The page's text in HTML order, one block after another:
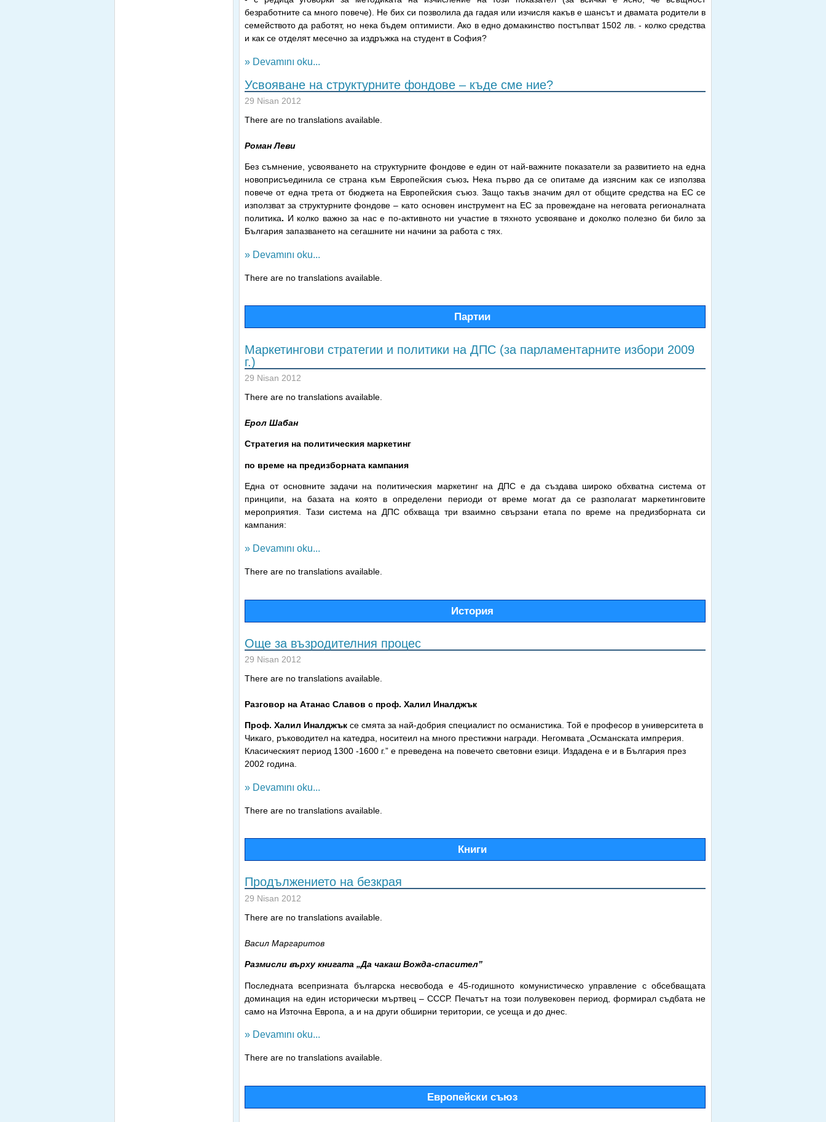
безработните са много повече). Не бих си позволила да гадая или изчисля какъв е шансът и двамата родители в
семейството да работят, но нека бъдем оптимисти. Ако в едно домакинство постъпват 1502 лв. - колко средства
и как се отделят месечно за издръжка на студент в София?
» Devamını oku...
Усвояване на структурните фондове – къде сме ние?
29 Nisan 2012
There are no translations available.
Роман Леви
Без съмнение, усвояването на структурните фондове е един от най-важните показатели за развитието на една
новоприсъединила се страна към Европейския съюз. Нека първо да се опитаме да изясним как се използва
повече от една трета от бюджета на Европейския съюз. Защо такъв значим дял от общите средства на ЕС се
използват за структурните фондове – като основен инструмент на ЕС за провеждане на неговата регионалната
политика. И колко важно за нас е по-активното ни участие в тяхното усвояване и доколко полезно би било за
България запазването на сегашните ни начини за работа с тях.
» Devamını oku...
There are no translations available.
Партии
Маркетингови стратегии и политики на ДПС (за парламентарните избори 2009
г.)
29 Nisan 2012
There are no translations available.
Ерол Шабан
Стратегия на политическия маркетинг
по време на предизборната кампания
Една от основните задачи на политическия маркетинг на ДПС е да създава широко обхватна система от
принципи, на базата на която в определени периоди от време могат да се разполагат маркетинговите
мероприятия. Тази система на ДПС обхваща три взаимно свързани етапа по време на предизборната си
кампания:
» Devamını oku...
There are no translations available.
История
Още за възродителния процес
29 Nisan 2012
There are no translations available.
Разговор на Атанас Славов с проф. Халил Иналджък
Проф. Халил Иналджък се смята за най-добрия специалист по османистика. Той е професор в университета в
Чикаго, ръководител на катедра, носитеил на много престижни награди. Негомвата „Османската импрерия.
Класическият период 1300 -1600 г.” е преведена на повечето световни езици. Издадена е и в България през
2002 година.
» Devamını oku...
There are no translations available.
Книги
Продължението на безкрая
29 Nisan 2012
There are no translations available.
Васил Маргаритов
Размисли върху книгата „Да чакаш Вожда-спасител”
Последната всепризната българска несвобода е 45-годишното комунистическо управление с обсебващата
доминация на един исторически мъртвец – СССР. Печатът на този полувековен период, формирал съдбата не
само на Източна Европа, а и на други обширни територии, се усеща и до днес.
» Devamını oku...
There are no translations available.
Европейски съюз